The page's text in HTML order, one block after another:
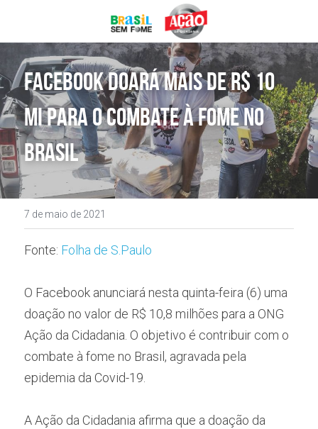
DOE AGORA
Facebook doará mais de R$ 10
mi para o combate à fome no
Brasil
7 de maio de 2021
Fonte: Folha de S.Paulo
O Facebook anunciará nesta quinta-feira (6) uma
doação no valor de R$ 10,8 milhões para a ONG
Ação da Cidadania. O objetivo é contribuir com o
combate à fome no Brasil, agravada pela
epidemia da Covid-19.
A Ação da Cidadania afirma que a doação da